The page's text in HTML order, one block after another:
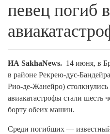
певец погиб в
ИА SakhaNews. 14 июня, в
в районе Рекрею-дус-
Рио-де-Жанейро) столкнулись
авиакатастрофы стали шесть
борту обеих машин.
Среди погибших —